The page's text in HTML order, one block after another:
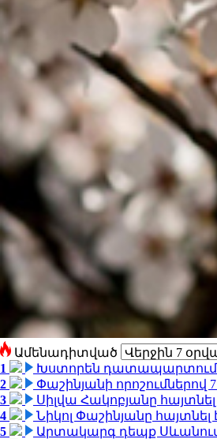
Ամենադիտված
1
Խստորեն դատապարտում եմ
2
Փաշինյանի
3
Սիլվա Հակոբյանը
4
Նիկոլ Փաշինյանը
5
Արտակարգ դեպք